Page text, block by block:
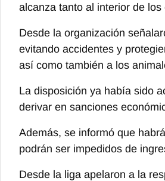
alcanza tanto al interior de
Desde la organización
evitando accidentes y
así como también a los
La disposición ya había sido
derivar en sanciones
Además, se informó que
podrán ser impedidos de
Desde la liga apelaron a la